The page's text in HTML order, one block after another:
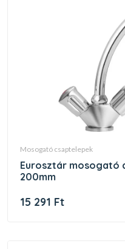
mosogató csaptelepek
eurosztár mosogató cst., forg.kifolyócsővel
200mm
15 291 Ft